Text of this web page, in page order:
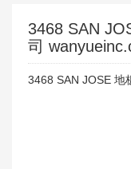
3468 SAN
司
3468 SAN JOSE 地